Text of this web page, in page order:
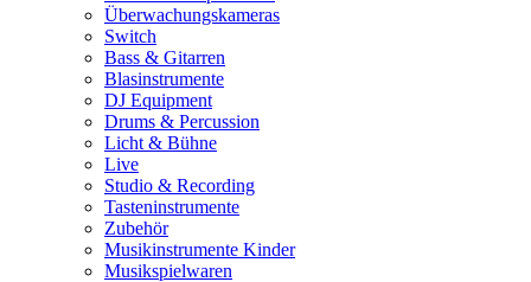
Überwachungskameras
Switch
Bass & Gitarren
Blasinstrumente
DJ Equipment
Drums & Percussion
Licht & Bühne
Live
Studio & Recording
Tasteninstrumente
Zubehör
Musikinstrumente Kinder
Musikspielwaren